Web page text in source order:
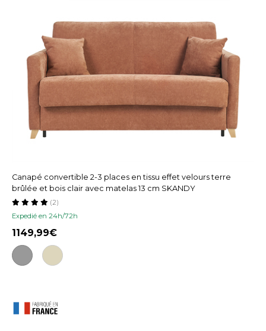
Canapé convertible 2-3 places en tissu effet velours terre
brûlée et bois clair avec matelas 13 cm SKANDY
Expedié en 24h/72h
(2)
1149,99